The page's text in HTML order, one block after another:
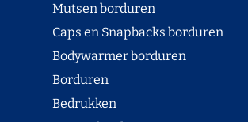
Mutsen borduren
Caps en Snapbacks borduren
Bodywarmer borduren
Borduren
Bedrukken